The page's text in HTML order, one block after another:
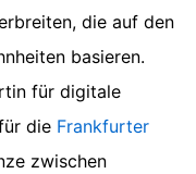
die auf den
basieren.
für digitale
die Frankfurter
zwischen